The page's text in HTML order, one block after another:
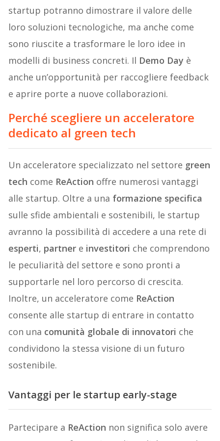
startup potranno dimostrare il valore delle
loro soluzioni tecnologiche, ma anche come
sono riuscite a trasformare le loro idee in
modelli di business concreti. Il Demo Day è
anche un’opportunità per raccogliere feedback
e aprire porte a nuove collaborazioni.
Perché scegliere un acceleratore
dedicato al green tech
Un acceleratore specializzato nel settore green
tech come ReAction offre numerosi vantaggi
alle startup. Oltre a una formazione specifica
sulle sfide ambientali e sostenibili, le startup
avranno la possibilità di accedere a una rete di
esperti, partner e investitori che comprendono
le peculiarità del settore e sono pronti a
supportarle nel loro percorso di crescita.
Inoltre, un acceleratore come ReAction
consente alle startup di entrare in contatto
con una comunità globale di innovatori che
condividono la stessa visione di un futuro
sostenibile.
Vantaggi per le startup early-stage
Partecipare a ReAction non significa solo avere